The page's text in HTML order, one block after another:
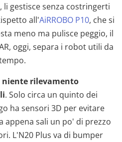
li gestisce senza costringerti
all'AiRROBO P10, che si
meno ma pulisce peggio, il
oggi, separa i robot utili da
niente rilevamento
. Solo circa un quinto dei
ha sensori 3D per evitare
appena sali un po' di prezzo
L'N20 Plus va di bumper